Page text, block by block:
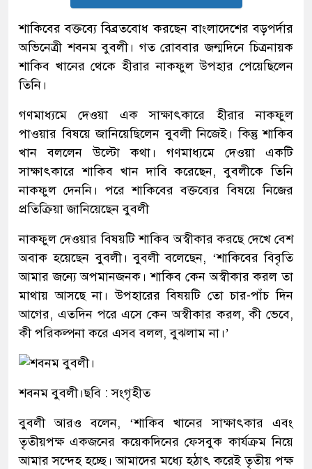
শাকিবের বক্তব্যে বিব্রতবোধ করছেন বাংলাদেশের বড়পর্দার
অভিনেত্রী শবনম বুবলী। গত রোববার জন্মদিনে চিত্রনায়ক
শাকিব খানের থেকে হীরার নাকফুল উপহার পেয়েছিলেন
তিনি।
গণমাধ্যমে দেওয়া এক সাক্ষাৎকারে হীরার নাকফুল
পাওয়ার বিষয়ে জানিয়েছিলেন বুবলী নিজেই। কিন্তু শাকিব
খান বললেন উল্টো কথা। গণমাধ্যমে দেওয়া একটি
সাক্ষাৎকারে শাকিব খান দাবি করেছেন, বুবলীকে তিনি
নাকফুল দেননি। পরে শাকিবের বক্তব্যের বিষয়ে নিজের
প্রতিক্রিয়া জানিয়েছেন বুবলী
নাকফুল দেওয়ার বিষয়টি শাকিব অস্বীকার করছে দেখে বেশ
অবাক হয়েছেন বুবলী। বুবলী বলেছেন, ‘শাকিবের বিবৃতি
আমার জন্যে অপমানজনক। শাকিব কেন অস্বীকার করল তা
মাথায় আসছে না। উপহারের বিষয়টি তো চার-পাঁচ দিন
আগের, এতদিন পরে এসে কেন অস্বীকার করল, কী ভেবে,
কী পরিকল্পনা করে এসব বলল, বুঝলাম না।’
শবনম বুবলী।ছবি : সংগৃহীত
বুবলী আরও বলেন, ‘শাকিব খানের সাক্ষাৎকার এবং
তৃতীয়পক্ষ একজনের কয়েকদিনের ফেসবুক কার্যক্রম নিয়ে
আমার সন্দেহ হচ্ছে। আমাদের মধ্যে হঠাৎ করেই তৃতীয় পক্ষ